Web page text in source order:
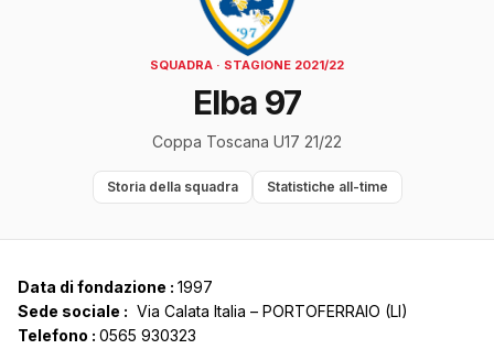
SQUADRA · STAGIONE 2021/22
Elba 97
Coppa Toscana U17 21/22
Storia della squadra Statistiche all-time
Data di fondazione : 1997
Sede sociale : Via Calata Italia – PORTOFERRAIO (LI)
Telefono : 0565 930323